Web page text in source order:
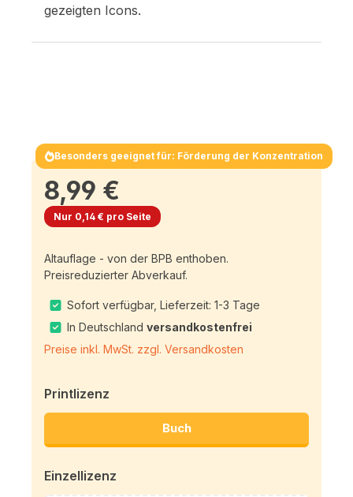
gezeigten Icons.
Besonders geeignet für: Förderung der Konzentration
8,99 €
Nur 0,14 € pro Seite
Altauflage - von der BPB enthoben.
Preisreduzierter Abverkauf.
Sofort verfügbar, Lieferzeit: 1-3 Tage
In Deutschlandversandkostenfrei
Preise inkl. MwSt. zzgl. Versandkosten
Printlizenz
Buch
Einzellizenz